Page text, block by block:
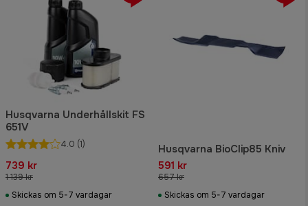
Husqvarna Underhållskit FS
651V
4.0 (1)
739 kr
1 139 kr
Skickas om 5-7 vardagar
Husqvarna BioClip85 Kniv
591 kr
657 kr
Skickas om 5-7 vardagar